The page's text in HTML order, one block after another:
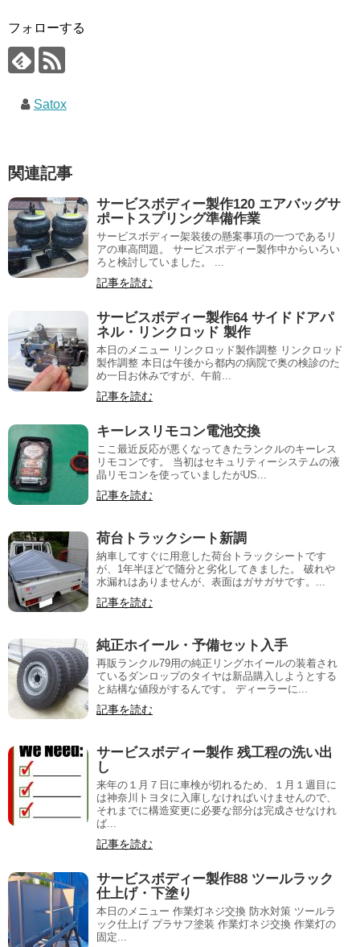
フォローする
Satox
関連記事
サービスボディー製作120 エアバッグサ
ポートスプリング準備作業
サービスボディー架装後の懸案事項の一つであるリ
アの車高問題。 サービスボディー製作中からいろい
ろと検討していました。 ...
記事を読む
サービスボディー製作64 サイドドアパ
ネル・リンクロッド 製作
本日のメニュー リンクロッド製作調整 リンクロッド
製作調整 本日は午後から都内の病院で奥の検診のた
め一日お休みですが、午前...
記事を読む
キーレスリモコン電池交換
ここ最近反応が悪くなってきたランクルのキーレス
リモコンです。 当初はセキュリティーシステムの液
晶リモコンを使っていましたがUS...
記事を読む
荷台トラックシート新調
納車してすぐに用意した荷台トラックシートです
が、1年半ほどで随分と劣化してきました。 破れや
水漏れはありませんが、表面はガサガサです。...
記事を読む
純正ホイール・予備セット入手
再販ランクル79用の純正リングホイールの装着され
ているダンロップのタイヤは新品購入しようとする
と結構な値段がするんです。 ディーラーに...
記事を読む
サービスボディー製作 残工程の洗い出
し
来年の１月７日に車検が切れるため、１月１週目に
は神奈川トヨタに入庫しなければいけませんので、
それまでに構造変更に必要な部分は完成させなけれ
ば...
記事を読む
サービスボディー製作88 ツールラック
仕上げ・下塗り
本日のメニュー 作業灯ネジ交換 防水対策 ツールラ
ック仕上げ プラサフ塗装 作業灯ネジ交換 作業灯の
固定...